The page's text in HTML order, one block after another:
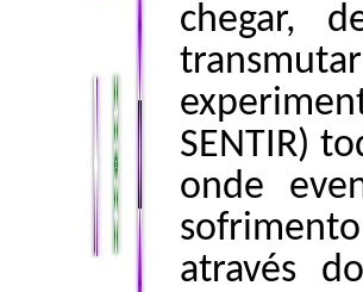
chegar,
SENTIR)
onde
através